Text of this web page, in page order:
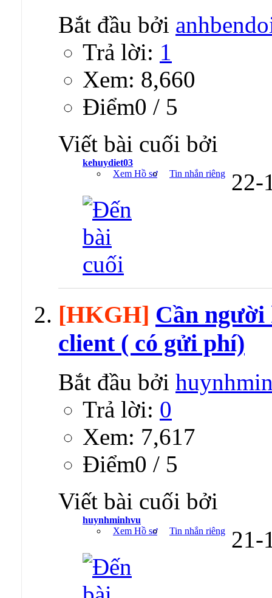
Bắt đầu bởi
Trả lời: 1
Xem: 8,660
Ðiểm0 / 5
Viết bài cuối bởi
kehuydiet03
Xem Hồ sơ
Tin nhắn riêng 22-
[HKGH] Cần
client ( có gửi phí)
Bắt đầu bởi
Trả lời: 0
Xem: 7,617
Ðiểm0 / 5
Viết bài cuối bởi
huynhminhvu
Xem Hồ sơ
Tin nhắn riêng 21-